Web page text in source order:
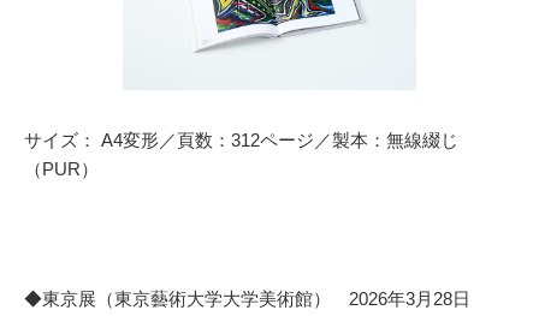
サイズ： A4変形／頁数：312ページ／製本：無線綴じ
（PUR）
◆東京展（東京藝術大学大学美術館） 2026年3月28日